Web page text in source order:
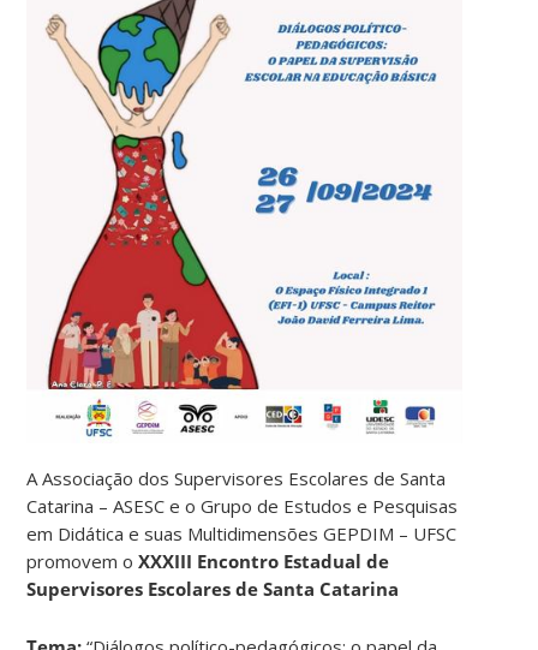
A Associação dos Supervisores Escolares de Santa
Catarina – ASESC e o Grupo de Estudos e Pesquisas
em Didática e suas Multidimensões GEPDIM – UFSC
promovem o XXXIII Encontro Estadual de
Supervisores Escolares de Santa Catarina